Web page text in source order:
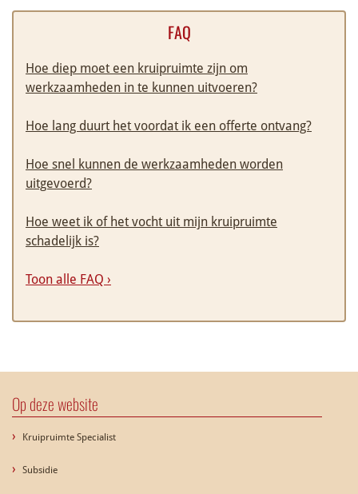
FAQ
Hoe diep moet een kruipruimte zijn om
werkzaamheden in te kunnen uitvoeren?
Hoe lang duurt het voordat ik een offerte ontvang?
Hoe snel kunnen de werkzaamheden worden
uitgevoerd?
Hoe weet ik of het vocht uit mijn kruipruimte
schadelijk is?
Toon alle FAQ ›
Op deze website
Kruipruimte Specialist
Subsidie